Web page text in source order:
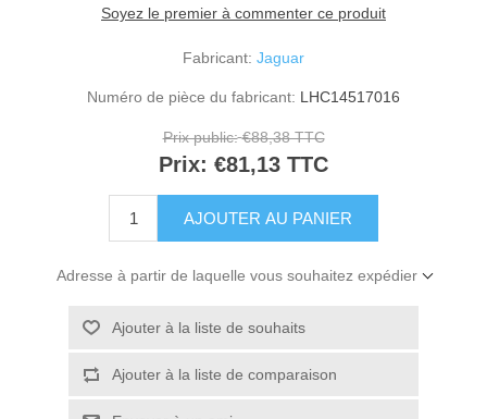
Soyez le premier à commenter ce produit
Fabricant: Jaguar
Numéro de pièce du fabricant: LHC14517016
Prix public: €88,38 TTC
Prix: €81,13 TTC
Adresse à partir de laquelle vous souhaitez expédier